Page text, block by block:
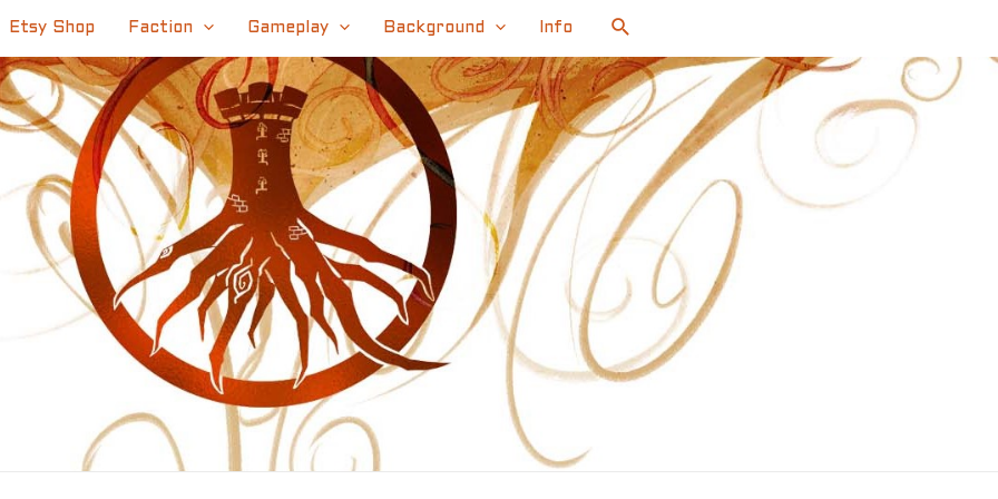
Etsy Shop Faction Gameplay Background Info Search